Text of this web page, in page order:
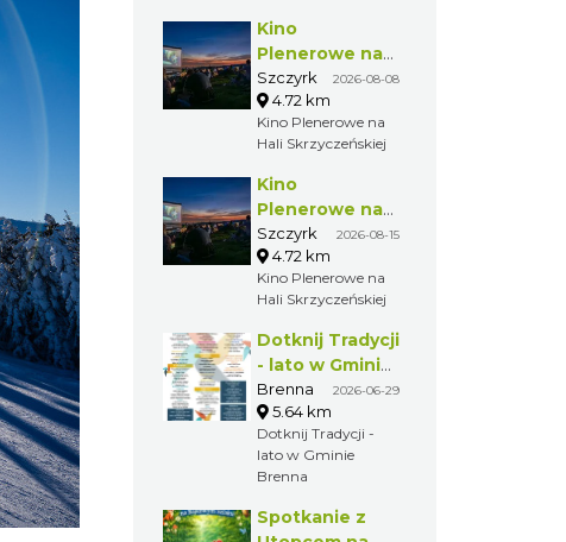
że będzie to
niezwykłe przeżycie
dla każdego dziecka,
które zawita do
restauracji Kuflonka
w dniu 22 sierpnia.
Kino
Plenerowe na
Hali
Skrzyczeńskiej
Szczyrk 2026-08-08
4.72 km
Kino Plenerowe na
Hali Skrzyczeńskiej
Kino
Plenerowe na
Hali
Skrzyczeńskiej
Szczyrk 2026-08-15
4.72 km
Kino Plenerowe na
Hali Skrzyczeńskiej
Dotknij Tradycji
- lato w Gminie
Brenna
Brenna 2026-06-29
5.64 km
Dotknij Tradycji -
lato w Gminie
Brenna
Spotkanie z